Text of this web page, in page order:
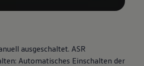
ausgeschaltet. ASR
Automatisches Einschalten der